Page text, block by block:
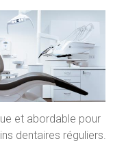
et abordable pour
dentaires réguliers.